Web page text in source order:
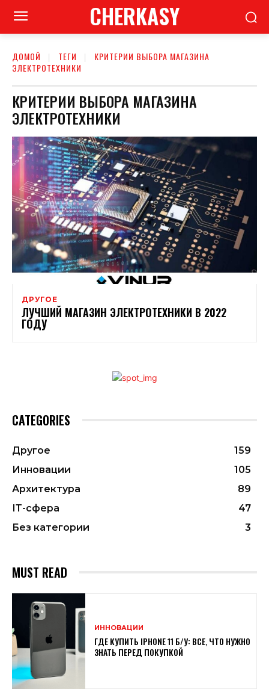
CHERKASY
ДОМОЙ ТЕГИ
КРИТЕРИИ ВЫБОРА МАГАЗИНА
ЭЛЕКТРОТЕХНИКИ
КРИТЕРИИ ВЫБОРА МАГАЗИНА
ЭЛЕКТРОТЕХНИКИ
ДРУГОЕ
ЛУЧШИЙ МАГАЗИН ЭЛЕКТРОТЕХНИКИ В 2022
ГОДУ
CATEGORIES
Другое
159
Инновации
105
Архитектура
89
ІТ-сфера
47
Без категории
3
MUST READ
ИННОВАЦИИ
ГДЕ КУПИТЬ IPHONE 11 Б/У: ВСЕ, ЧТО НУЖНО
ЗНАТЬ ПЕРЕД ПОКУПКОЙ